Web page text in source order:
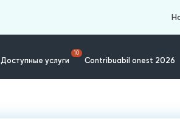
Доступные услуги
10
Contribuabil onest 2026